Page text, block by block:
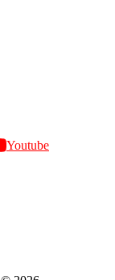
Youtube